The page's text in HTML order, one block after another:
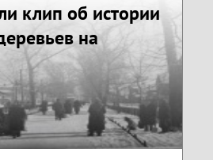
клип об истории
на